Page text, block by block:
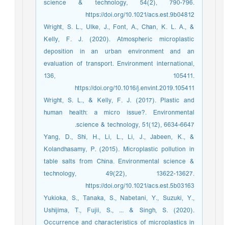
science & technology, 54(2), 790-796.
https://doi.org/10.1021/acs.est.9b04812
Wright, S. L., Ulke, J., Font, A., Chan, K. L. A., &
Kelly, F. J. (2020). Atmospheric microplastic
deposition in an urban environment and an
evaluation of transport. Environment international,
136, 105411.
https://doi.org/10.1016/j.envint.2019.105411
Wright, S. L., & Kelly, F. J. (2017). Plastic and
human health: a micro issue?. Environmental
science & technology, 51(12), 6634-6647.
Yang, D., Shi, H., Li, L., Li, J., Jabeen, K., &
Kolandhasamy, P. (2015). Microplastic pollution in
table salts from China. Environmental science &
technology, 49(22), 13622-13627.
https://doi.org/10.1021/acs.est.5b03163
Yukioka, S., Tanaka, S., Nabetani, Y., Suzuki, Y.,
Ushijima, T., Fujii, S., ... & Singh, S. (2020).